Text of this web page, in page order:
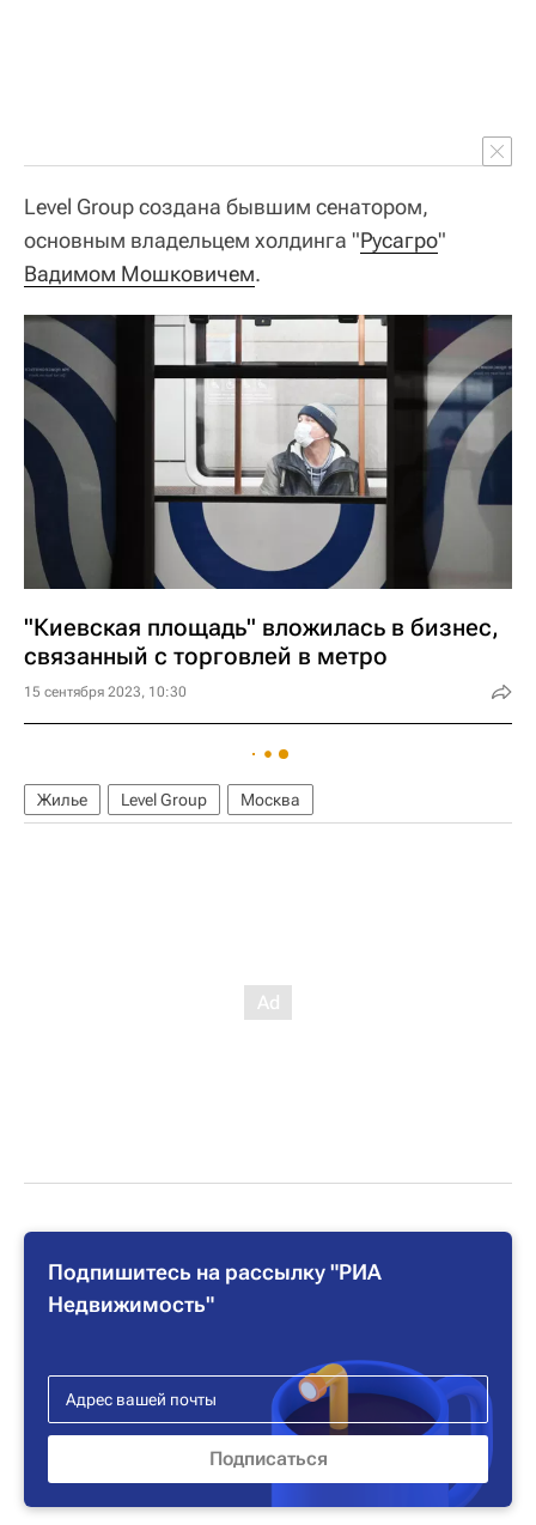
Level Group создана бывшим сенатором,
основным владельцем холдинга "Русагро"
Вадимом Мошковичем.
"Киевская площадь" вложилась в бизнес,
связанный с торговлей в метро
15 сентября 2023, 10:30
Жилье Level Group Москва
Подпишитесь на рассылку "РИА
Недвижимость"